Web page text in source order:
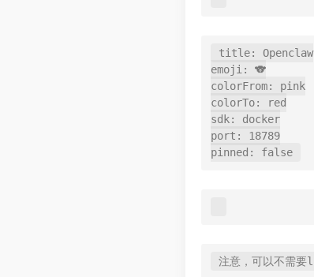
title: Openclaw
emoji: 🐨
colorFrom: pink
colorTo: red
sdk: docker
port: 18789